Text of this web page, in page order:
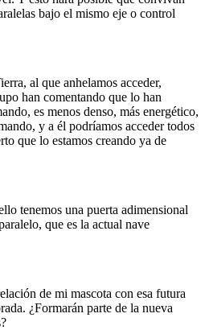
bajo el mismo eje o control
al que anhelamos acceder,
han comentando que lo han
es menos denso, más energético,
y a él podríamos acceder todos
que lo estamos creando ya de
tenemos una puerta adimensional
que es la actual nave
de mi mascota con esa futura
¿Formarán parte de la nueva